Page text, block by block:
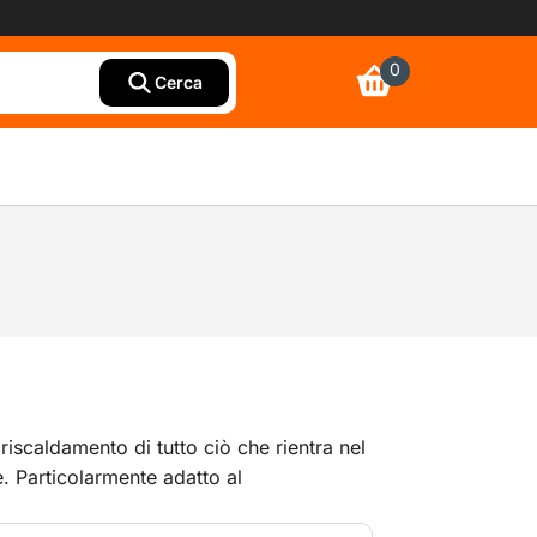
Cerca
0
di tutto ciò che rientra nel
Particolarmente adatto al